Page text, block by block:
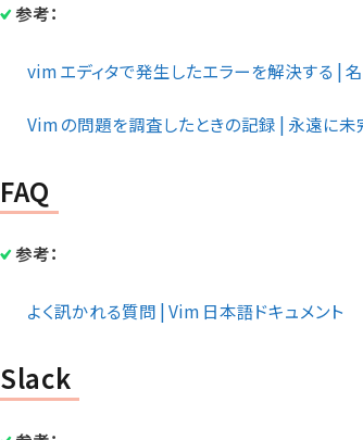
参考：
vim エディタで発生したエラーを解決する |
Vim の問題を調査したときの記録 | 永遠に
FAQ
参考：
よく訊かれる質問 | Vim 日本語ドキュメント
Slack